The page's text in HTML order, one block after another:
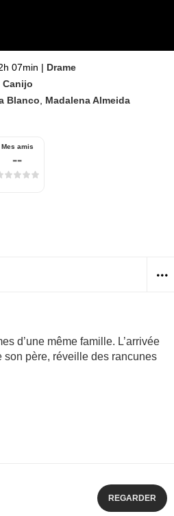
07min | Drame
Canijo
Blanco Madalena Almeida
Mes amis
--
d’une même famille. L’arrivée
père, réveille des rancunes
REGARDER